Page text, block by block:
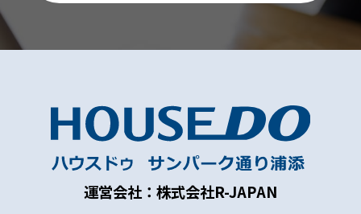
運営会社：株式会社R-JAPAN